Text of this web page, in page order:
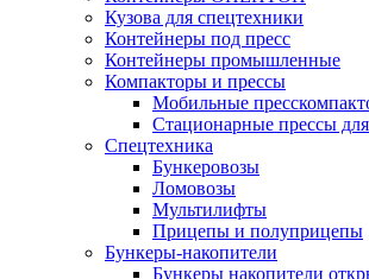
Кузова для спецтехники
Контейнеры под пресс
Контейнеры промышленные
Компакторы и прессы
Мобильные
Стационарные прессы
Спецтехника
Бункеровозы
Ломовозы
Мультилифты
Прицепы и полуприцепы
Бункеры-накопители
Бункеры накопители